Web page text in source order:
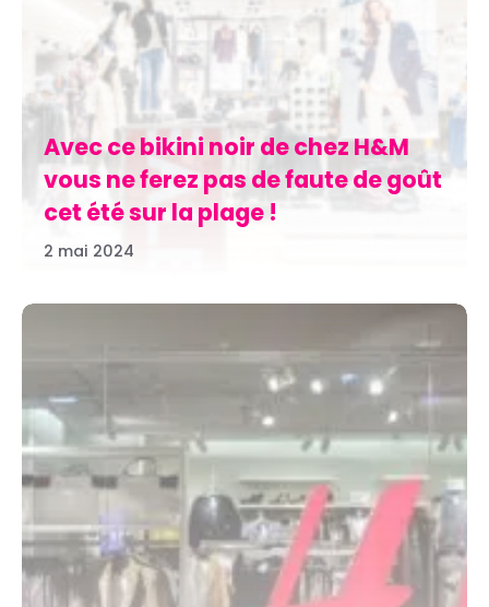
Avec ce bikini noir de chez H&M
vous ne ferez pas de faute de goût
cet été sur la plage !
2 mai 2024